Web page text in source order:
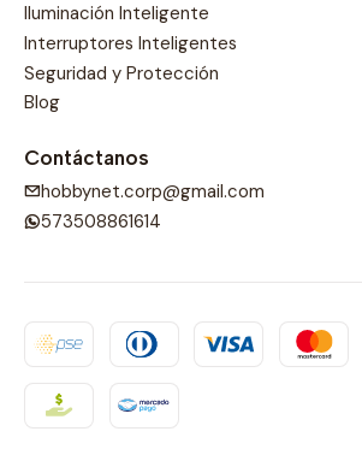
Iluminación Inteligente
Interruptores Inteligentes
Seguridad y Protección
Blog
Contáctanos
hobbynet.corp@gmail.com
573508861614